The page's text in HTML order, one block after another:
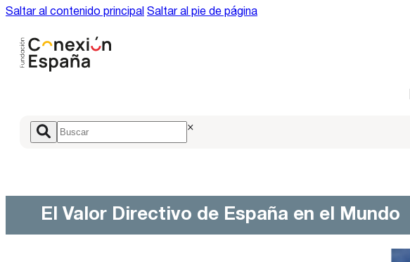
Saltar al contenido principal Saltar al pie de página
×
El Valor Directivo de España en el Mundo